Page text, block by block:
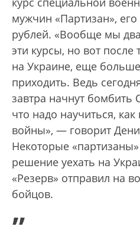
мужчин «Партизан»,
рублей. «Вообще мы
эти курсы, но вот после
на Украине, еще
приходить. Ведь
завтра начнут бомбить
что надо научиться,
войны», — говорит
Некоторые
решение уехать на
«Резерв» отправил на
бойцов.
„